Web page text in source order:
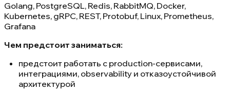
Golang, PostgreSQL, Redis, RabbitMQ, Docker,
Kubernetes, gRPC, REST, Protobuf, Linux, Prometheus,
Grafana
Чем предстоит заниматься:
предстоит работать с production-сервисами,
интеграциями, observability и отказоустойчивой
архитектурой